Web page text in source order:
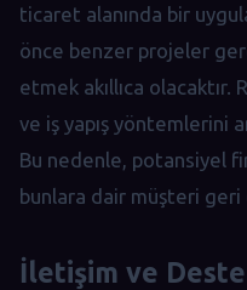
ticaret alanında bir
önce benzer projeler
etmek akıllıca
ve iş yapış yöntemlerini
Bu nedenle, potansiyel
bunlara dair müşteri geri
İletişim ve